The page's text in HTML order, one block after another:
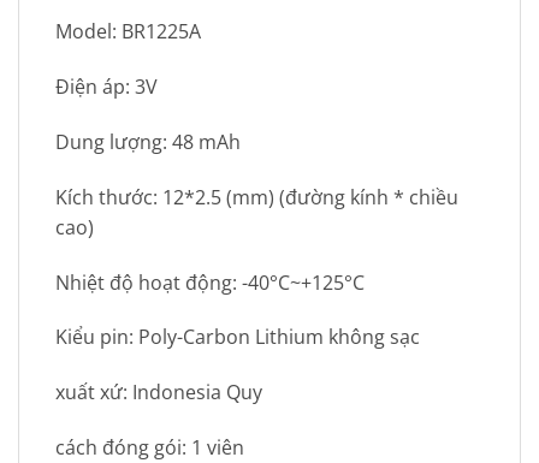
Model: BR1225A
Điện áp: 3V
Dung lượng: 48 mAh
Kích thước: 12*2.5 (mm) (đường kính * chiều
cao)
Nhiệt độ hoạt động: -40°C~+125°C
Kiểu pin: Poly-Carbon Lithium không sạc
xuất xứ: Indonesia Quy
cách đóng gói: 1 viên